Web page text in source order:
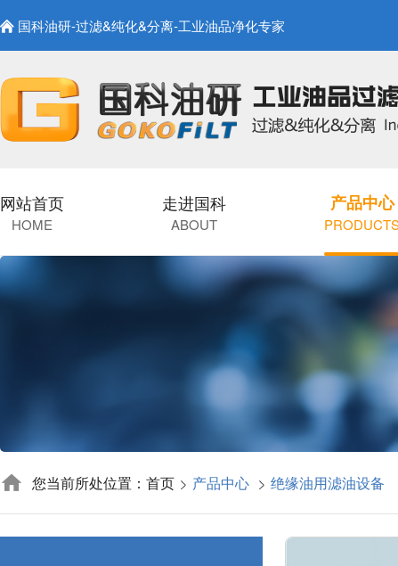
国科油研-过滤&纯化&分离-工业油品净化专家
网站首页
HOME
走进国科
ABOUT
产品中心
您当前所处位置：首页 产品中心 绝缘油用滤油设备